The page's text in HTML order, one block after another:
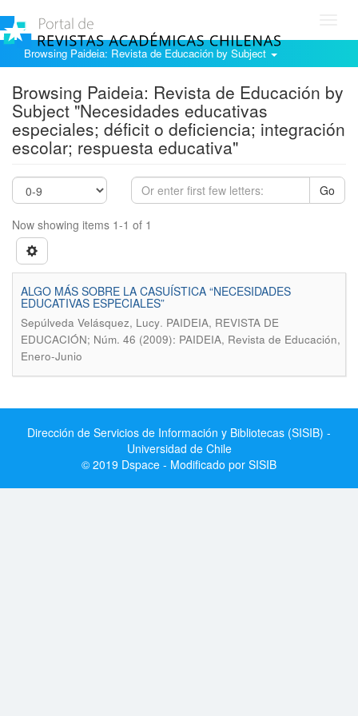
Browsing Paideia: Revista de Educación by Subject
Browsing Paideia: Revista de Educación by
Subject "Necesidades educativas
especiales; déficit o deficiencia; integración
escolar; respuesta educativa"
Go
Now showing items 1-1 of 1
ALGO MÁS SOBRE LA CASUÍSTICA “NECESIDADES
EDUCATIVAS ESPECIALES”
Sepúlveda Velásquez, Lucy. PAIDEIA, REVISTA DE
EDUCACIÓN; Núm. 46 (2009): PAIDEIA, Revista de Educación,
Enero-Junio
Dirección de Servicios de Información y Bibliotecas (SISIB) -
Universidad de Chile
© 2019 Dspace - Modificado por SISIB